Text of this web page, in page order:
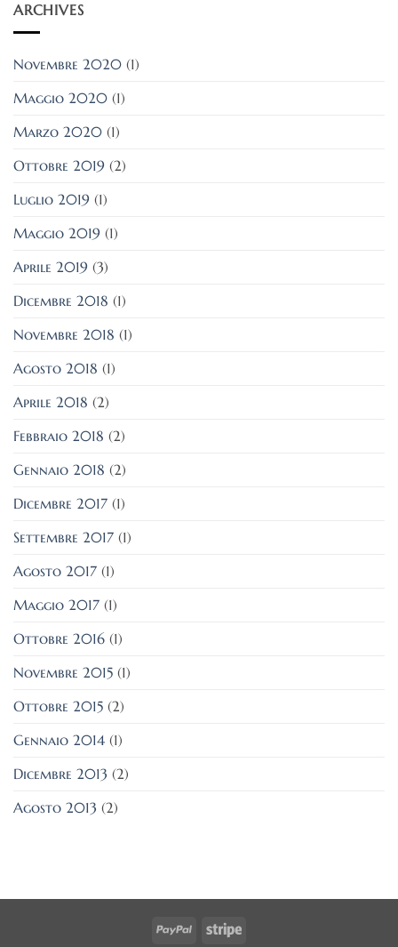
ARCHIVES
Novembre 2020 (1)
Maggio 2020 (1)
Marzo 2020 (1)
Ottobre 2019 (2)
Luglio 2019 (1)
Maggio 2019 (1)
Aprile 2019 (3)
Dicembre 2018 (1)
Novembre 2018 (1)
Agosto 2018 (1)
Aprile 2018 (2)
Febbraio 2018 (2)
Gennaio 2018 (2)
Dicembre 2017 (1)
Settembre 2017 (1)
Agosto 2017 (1)
Maggio 2017 (1)
Ottobre 2016 (1)
Novembre 2015 (1)
Ottobre 2015 (2)
Gennaio 2014 (1)
Dicembre 2013 (2)
Agosto 2013 (2)
PayPal Stripe